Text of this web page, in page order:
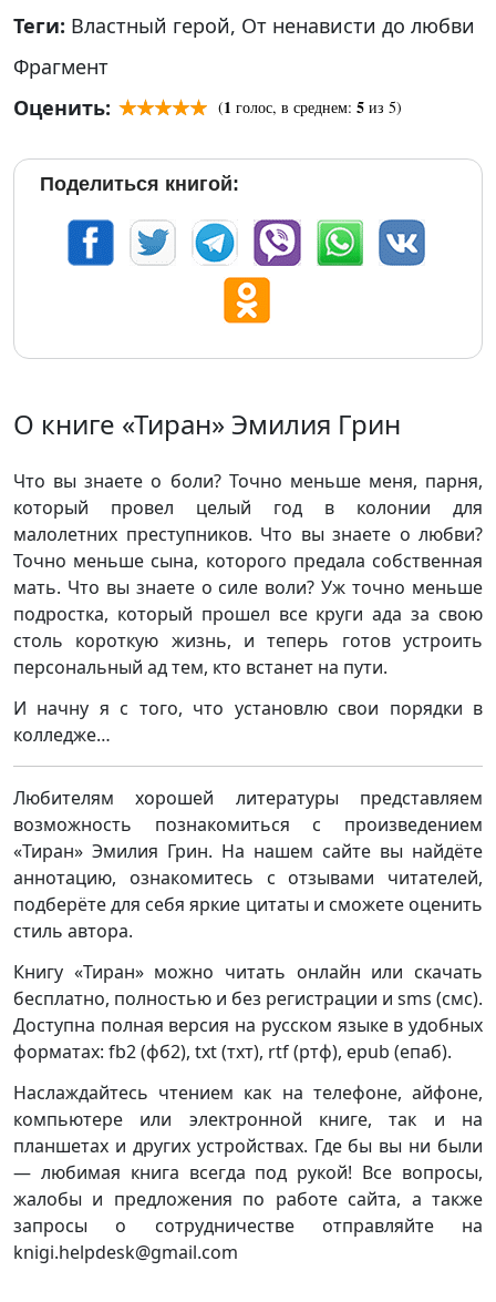
Теги: Властный герой, От ненависти до любви
Фрагмент
Оценить:
(1 голос, в среднем: 5 из 5)
Поделиться книгой:
О книге «Тиран» Эмилия Грин
Что вы знаете о боли? Точно меньше меня, парня,
который провел целый год в колонии для
малолетних преступников. Что вы знаете о любви?
Точно меньше сына, которого предала собственная
мать. Что вы знаете о силе воли? Уж точно меньше
подростка, который прошел все круги ада за свою
столь короткую жизнь, и теперь готов устроить
персональный ад тем, кто встанет на пути.
И начну я с того, что установлю свои порядки в
колледже…
Любителям хорошей литературы представляем
возможность познакомиться с произведением
«Тиран» Эмилия Грин. На нашем сайте вы найдёте
аннотацию, ознакомитесь с отзывами читателей,
подберёте для себя яркие цитаты и сможете оценить
стиль автора.
Книгу «Тиран» можно читать онлайн или скачать
бесплатно, полностью и без регистрации и sms (смс).
Доступна полная версия на русском языке в удобных
форматах: fb2 (фб2), txt (тхт), rtf (ртф), epub (епаб).
Наслаждайтесь чтением как на телефоне, айфоне,
компьютере или электронной книге, так и на
планшетах и других устройствах. Где бы вы ни были
— любимая книга всегда под рукой! Все вопросы,
жалобы и предложения по работе сайта, а также
запросы о сотрудничестве отправляйте на
knigi.helpdesk@gmail.com